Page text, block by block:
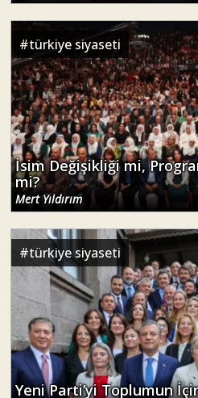
#türkiye siyaseti
İsim Değişikliği mi,
mi?
Mert Yıldırım
#türkiye siyaseti
Yeni Parti’yi Toplumun